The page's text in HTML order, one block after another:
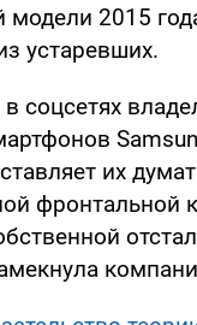
модели 2015
устаревших.
соцсетях
их
фронтальной